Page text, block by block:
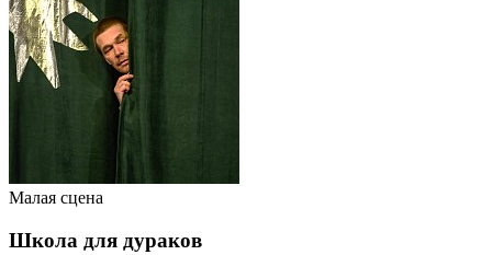
Малая сцена
Школа для дураков